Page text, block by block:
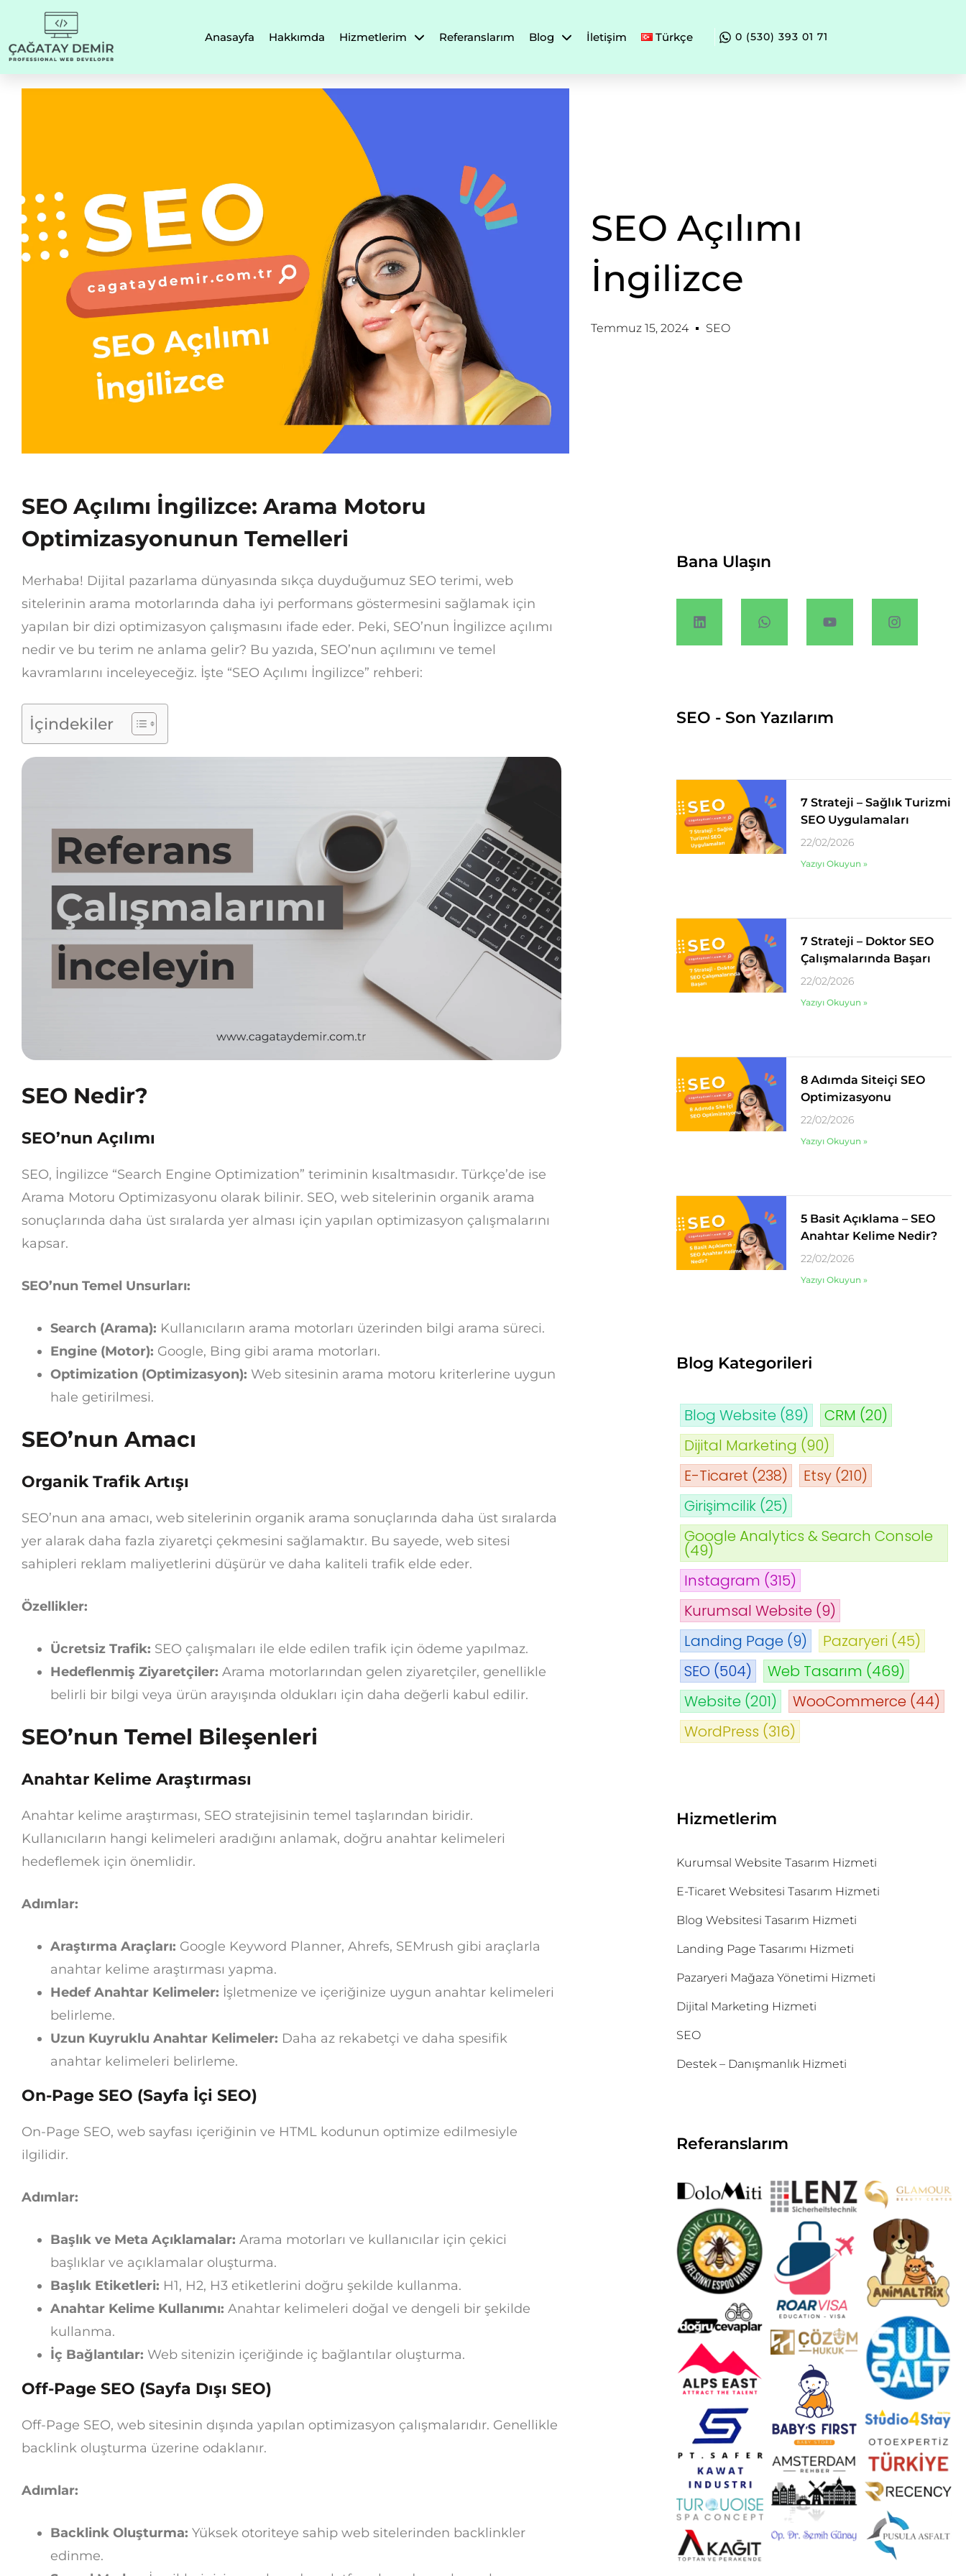
Anasayfa Hakkımda Hizmetlerim Referanslarım Blog İletişim Türkçe 0 (530) 393 01 71
SEO Açılımı
İngilizce
Temmuz 15, 2024 SEO
SEO Açılımı İngilizce: Arama Motoru
Optimizasyonunun Temelleri
Merhaba! Dijital pazarlama dünyasında sıkça duyduğumuz SEO terimi, web
sitelerinin arama motorlarında daha iyi performans göstermesini sağlamak için
yapılan bir dizi optimizasyon çalışmasını ifade eder. Peki, SEO’nun İngilizce açılımı
nedir ve bu terim ne anlama gelir? Bu yazıda, SEO’nun açılımını ve temel
kavramlarını inceleyeceğiz. İşte “SEO Açılımı İngilizce” rehberi:
İçindekiler
SEO Nedir?
SEO’nun Açılımı
SEO, İngilizce “Search Engine Optimization” teriminin kısaltmasıdır. Türkçe’de ise
Arama Motoru Optimizasyonu olarak bilinir. SEO, web sitelerinin organik arama
sonuçlarında daha üst sıralarda yer alması için yapılan optimizasyon çalışmalarını
kapsar.
SEO’nun Temel Unsurları:
Search (Arama): Kullanıcıların arama motorları üzerinden bilgi arama süreci.
Engine (Motor): Google, Bing gibi arama motorları.
Optimization (Optimizasyon): Web sitesinin arama motoru kriterlerine uygun
hale getirilmesi.
SEO’nun Amacı
Organik Trafik Artışı
SEO’nun ana amacı, web sitelerinin organik arama sonuçlarında daha üst sıralarda
yer alarak daha fazla ziyaretçi çekmesini sağlamaktır. Bu sayede, web sitesi
sahipleri reklam maliyetlerini düşürür ve daha kaliteli trafik elde eder.
Özellikler:
Ücretsiz Trafik: SEO çalışmaları ile elde edilen trafik için ödeme yapılmaz.
Hedeflenmiş Ziyaretçiler: Arama motorlarından gelen ziyaretçiler, genellikle
belirli bir bilgi veya ürün arayışında oldukları için daha değerli kabul edilir.
SEO’nun Temel Bileşenleri
Anahtar Kelime Araştırması
Anahtar kelime araştırması, SEO stratejisinin temel taşlarından biridir.
Kullanıcıların hangi kelimeleri aradığını anlamak, doğru anahtar kelimeleri
hedeflemek için önemlidir.
Adımlar:
Araştırma Araçları: Google Keyword Planner, Ahrefs, SEMrush gibi araçlarla
anahtar kelime araştırması yapma.
Hedef Anahtar Kelimeler: İşletmenize ve içeriğinize uygun anahtar kelimeleri
belirleme.
Uzun Kuyruklu Anahtar Kelimeler: Daha az rekabetçi ve daha spesifik
anahtar kelimeleri belirleme.
On-Page SEO (Sayfa İçi SEO)
On-Page SEO, web sayfası içeriğinin ve HTML kodunun optimize edilmesiyle
ilgilidir.
Adımlar:
Başlık ve Meta Açıklamalar: Arama motorları ve kullanıcılar için çekici
başlıklar ve açıklamalar oluşturma.
Başlık Etiketleri: H1, H2, H3 etiketlerini doğru şekilde kullanma.
Anahtar Kelime Kullanımı: Anahtar kelimeleri doğal ve dengeli bir şekilde
kullanma.
İç Bağlantılar: Web sitenizin içeriğinde iç bağlantılar oluşturma.
Off-Page SEO (Sayfa Dışı SEO)
Off-Page SEO, web sitesinin dışında yapılan optimizasyon çalışmalarıdır. Genellikle
backlink oluşturma üzerine odaklanır.
Adımlar:
Backlink Oluşturma: Yüksek otoriteye sahip web sitelerinden backlinkler
edinme.
Bana Ulaşın
SEO - Son Yazılarım
7 Strateji – Sağlık Turizmi
SEO Uygulamaları
22/02/2026
Yazıyı Okuyun »
7 Strateji – Doktor SEO
Çalışmalarında Başarı
22/02/2026
Yazıyı Okuyun »
8 Adımda Siteiçi SEO
Optimizasyonu
22/02/2026
Yazıyı Okuyun »
5 Basit Açıklama – SEO
Anahtar Kelime Nedir?
22/02/2026
Yazıyı Okuyun »
Blog Kategorileri
Blog Website (89) CRM (20)
Dijital Marketing (90)
E-Ticaret (238) Etsy (210)
Girişimcilik (25)
Google Analytics & Search Console
(49)
Instagram (315)
Kurumsal Website (9)
Landing Page (9) Pazaryeri (45)
SEO (504) Web Tasarım (469)
Website (201) WooCommerce (44)
WordPress (316)
Hizmetlerim
Kurumsal Website Tasarım Hizmeti
E-Ticaret Websitesi Tasarım Hizmeti
Blog Websitesi Tasarım Hizmeti
Landing Page Tasarımı Hizmeti
Pazaryeri Mağaza Yönetimi Hizmeti
Dijital Marketing Hizmeti
SEO
Destek – Danışmanlık Hizmeti
Referanslarım